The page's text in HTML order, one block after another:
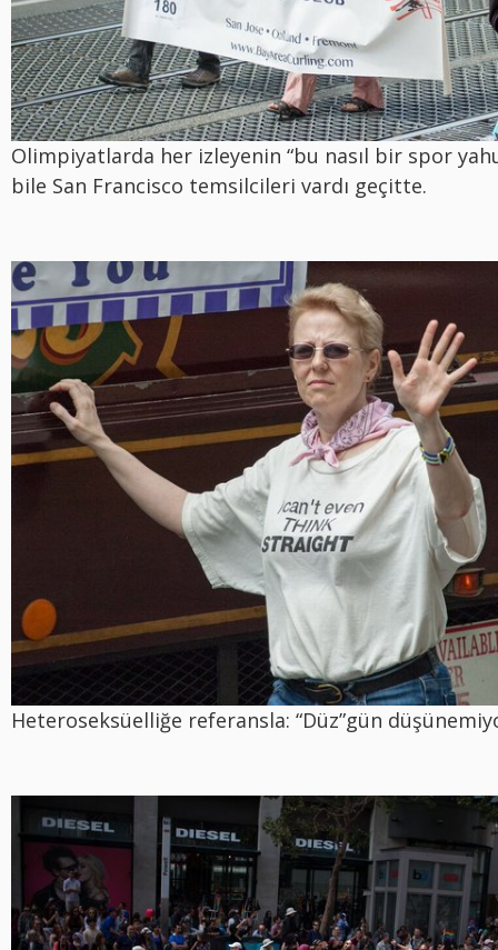
Olimpiyatlarda her izleyenin “bu nasıl bir spor
bile San Francisco temsilcileri vardı geçitte.
Heteroseksüelliğe referansla: “Düz”gün